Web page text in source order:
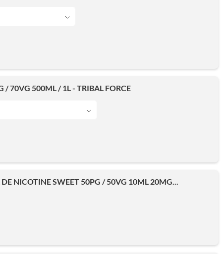
/ 70VG 500ML / 1L - TRIBAL FORCE
NICOTINE SWEET 50PG / 50VG 10ML 20MG...